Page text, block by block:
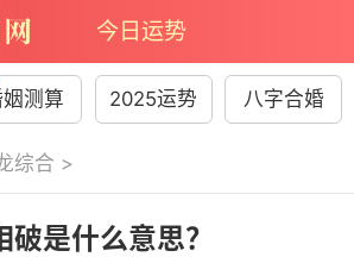
今日运势
姻测算 2025运势 八字合婚
综合 >
是什么意思？